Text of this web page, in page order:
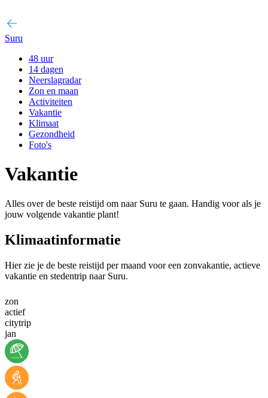
Suru
48 uur
14 dagen
Neerslagradar
Zon en maan
Activiteiten
Vakantie
Klimaat
Gezondheid
Foto's
Vakantie
Alles over de beste reistijd om naar Suru te gaan. Handig voor als je
jouw volgende vakantie plant!
Klimaatinformatie
Hier zie je de beste reistijd per maand voor een zonvakantie, actieve
vakantie en stedentrip naar Suru.
zon
actief
citytrip
jan